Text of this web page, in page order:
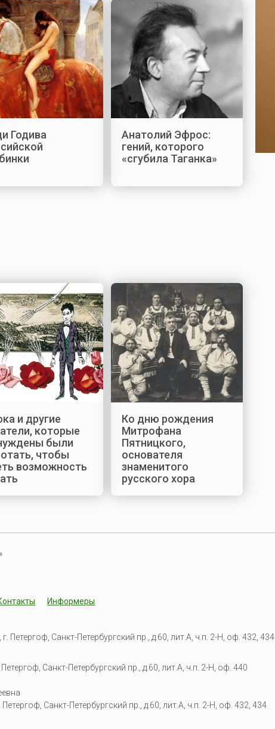
Годива
Анатолий Эфрос:
гений, которого
«сгубила Таганка»
и другие
которые
были
чтобы
возможность
Ко дню рождения
Митрофана
Пятницкого,
основателя
знаменитого
русского хора
Информеры
Петергоф, Санкт-Петербургский пр., д.60, лит.А, ч.п. 2-Н, оф. 432, 434
Санкт-Петербургский пр., д.60, лит.А, ч.п. 2-Н, оф. 440
Петергоф Санкт-Петербургский пр., д.60, лит.А, ч.п. 2-Н, оф. 432, 434